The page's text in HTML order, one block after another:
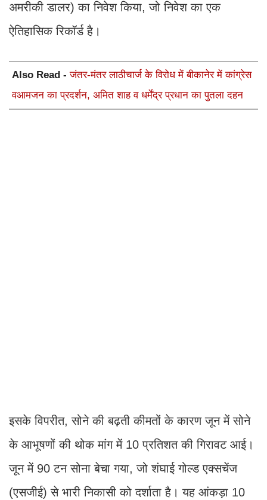
अमरीकी डालर) का निवेश किया, जो निवेश का एक
ऐतिहासिक रिकॉर्ड है।
Also Read -जंतर-मंतर लाठीचार्ज के विरोध में बीकानेर में कांग्रेस
वआमजन का प्रदर्शन, अमित शाह व धर्मेंद्र प्रधान का पुतला दहन
इसके विपरीत, सोने की बढ़ती कीमतों के कारण जून में सोने
के आभूषणों की थोक मांग में 10 प्रतिशत की गिरावट आई।
जून में 90 टन सोना बेचा गया, जो शंघाई गोल्ड एक्सचेंज
(एसजीई) से भारी निकासी को दर्शाता है। यह आंकड़ा 10